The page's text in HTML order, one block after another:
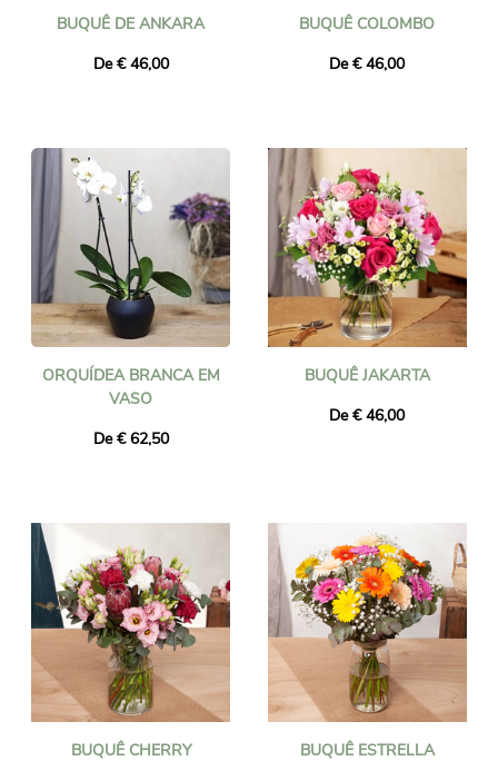
BUQUÊ DE ANKARA
De € 46,00
BUQUÊ COLOMBO
De € 46,00
ORQUÍDEA BRANCA EM
VASO
De € 62,50
BUQUÊ JAKARTA
De € 46,00
BUQUÊ CHERRY
BUQUÊ ESTRELLA